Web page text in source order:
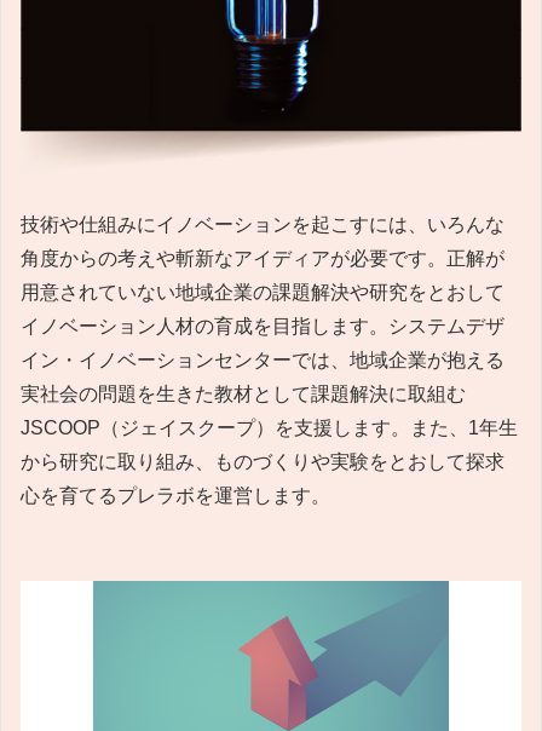
技術や仕組みにイノベーションを起こすには、いろんな
角度からの考えや斬新なアイディアが必要です。正解が
用意されていない地域企業の課題解決や研究をとおして
イノベーション人材の育成を目指します。システムデザ
イン・イノベーションセンターでは、地域企業が抱える
実社会の問題を生きた教材として課題解決に取組む
JSCOOP（ジェイスクープ）を支援します。また、1年生
から研究に取り組み、ものづくりや実験をとおして探求
心を育てるプレラボを運営します。